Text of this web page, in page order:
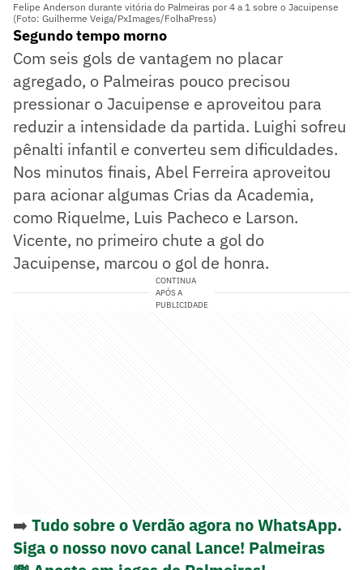
Felipe Anderson durante vitória do Palmeiras por 4 a 1 sobre o Jacuipense
(Foto: Guilherme Veiga/PxImages/FolhaPress)
Segundo tempo morno
Com seis gols de vantagem no placar
agregado, o Palmeiras pouco precisou
pressionar o Jacuipense e aproveitou para
reduzir a intensidade da partida. Luighi sofreu
pênalti infantil e converteu sem dificuldades.
Nos minutos finais, Abel Ferreira aproveitou
para acionar algumas Crias da Academia,
como Riquelme, Luis Pacheco e Larson.
Vicente, no primeiro chute a gol do
Jacuipense, marcou o gol de honra.
CONTINUA
APÓS A
PUBLICIDADE
➡️ Tudo sobre o Verdão agora no WhatsApp.
Siga o nosso novo canal Lance! Palmeiras